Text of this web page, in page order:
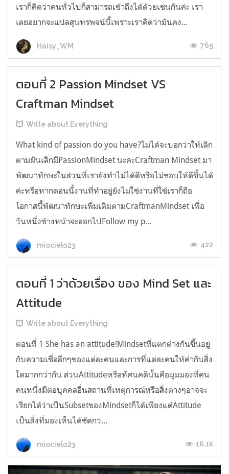
เราก็คิดว่าคนทั่วไปก็สามารถเข้าถึงได้ด้วยเช่นกันค่ะ เรา
เลยอยากจะแปลสุนทรพจน์นี้เพราะเราคิดว่ามันคง...
Haisy_WM 765
ตอนที่ 2 Passion Mindset VS
Craftman Mindset
Write about Everything
What kind of passion do you have?ไม่ได้จะบอกว่าให้เลิก
ตามฝันเลิกมีPassionMindset นะคะCraftman Mindset มา
พัฒนาทักษะในส่วนที่เรายังทำไม่ได้ดีหรือไม่ชอบให้ดีขึ้นได้
ค่ะหรือหากตอนนี้งานที่ทำอยู่ยังไม่ใช่งานที่ใช้เราก็ถือ
โอกาสนี้พัฒนาทักษะเพิ่มเติมตามCraftmanMindset เพื่อ
วันหนึ่งข้างหน้าจะออกไปFollow my p...
miocielo23 422
ตอนที่ 1 ว่าด้วยเรื่อง ของ Mind Set และ
Attitude
Write about Everything
ตอนที่ 1 She has an attitude!Mindsetที่แตกต่างกันขึ้นอยู่
กับความเชื่อลึกๆของแต่ละคนและการที่แต่ละคนให้ค่ากับสิ่ง
ใดมากกว่ากัน ส่วนAttitudeหรือทัศนคตินั้นคือมุมมองที่คน
คนหนึ่งมีต่อบุคคลอื่นสถานที่เหตุการณ์หรือสิ่งต่างๆอาจจะ
เรียกได้ว่าเป็นSubsetของMindsetก็ได้เพียงแต่Attitude
เป็นสิ่งที่มองเห็นได้ชัดกว...
miocielo23 16.1k